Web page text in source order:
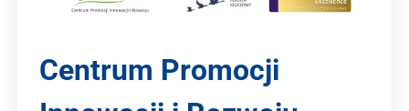
Centrum Promocji